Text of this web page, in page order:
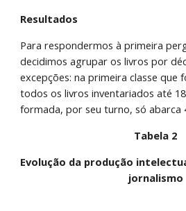
Resultados
Para respondermos à primeira
decidimos agrupar os livros por
excepções: na primeira classe que
todos os livros inventariados até
formada, por seu turno, só abarca
Tabela 2
Evolução da produção
jornalismo